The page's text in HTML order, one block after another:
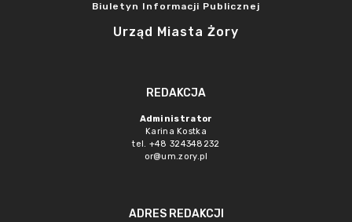
Biuletyn Informacji Publicznej
Urząd Miasta Żory
REDAKCJA
Administrator
Karina Kostka
tel. +48 324348232
or@um.zory.pl
ADRES REDAKCJI